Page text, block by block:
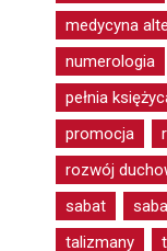
medycyna
numerologia
pełnia
promocja
rozwój
sabat
talizmany